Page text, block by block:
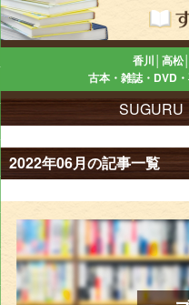
香川│高松
古本・雑誌・DVD
2022年06月の記事一覧